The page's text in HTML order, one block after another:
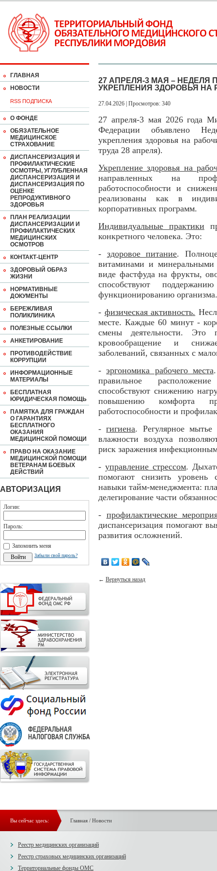
ГЛАВНАЯ
НОВОСТИ
RSS ПОДПИСКА
О ФОНДЕ
ОБЯЗАТЕЛЬНОЕ
МЕДИЦИНСКОЕ
СТРАХОВАНИЕ
ДИСПАНСЕРИЗАЦИЯ И
ПРОФИЛАКТИЧЕСКИЕ
ОСМОТРЫ, УГЛУБЛЕННАЯ
ДИСПАНСЕРИЗАЦИЯ И
ДИСПАНСЕРИЗАЦИЯ ПО
ОЦЕНКЕ
РЕПРОДУКТИВНОГО
ЗДОРОВЬЯ
ПЛАН РЕАЛИЗАЦИИ
ДИСПАНСЕРИЗАЦИИ И
ПРОФИЛАКТИЧЕСКИХ
МЕДИЦИНСКИХ
ОСМОТРОВ
КОНТАКТ-ЦЕНТР
ЗДОРОВЫЙ ОБРАЗ
ЖИЗНИ
НОРМАТИВНЫЕ
ДОКУМЕНТЫ
БЕРЕЖЛИВАЯ
ПОЛИКЛИНИКА
ПОЛЕЗНЫЕ ССЫЛКИ
АНКЕТИРОВАНИЕ
ПРОТИВОДЕЙСТВИЕ
КОРРУПЦИИ
ИНФОРМАЦИОННЫЕ
МАТЕРИАЛЫ
БЕСПЛАТНАЯ
ЮРИДИЧЕСКАЯ ПОМОЩЬ
ПАМЯТКА ДЛЯ ГРАЖДАН
О ГАРАНТИЯХ
БЕСПЛАТНОГО
ОКАЗАНИЯ
МЕДИЦИНСКОЙ ПОМОЩИ
ПРАВО НА ОКАЗАНИЕ
МЕДИЦИНСКОЙ ПОМОЩИ
ВЕТЕРАНАМ БОЕВЫХ
ДЕЙСТВИЙ
АВТОРИЗАЦИЯ
Логин:
Пароль:
Запомнить меня
Забыли свой пароль?
27 АПРЕЛЯ-3 МАЯ –
УКРЕПЛЕНИЯ ЗДОРОВЬЯ НА
27.04.2026 | Просмотров: 340
27 апреля-3 мая 2026 года
Федерации объявлено
укрепления здоровья на
труда 28 апреля).
Укрепление здоровья на
направленных на
работоспособности и
реализованы как в
корпоративных программ.
Индивидуальные практики
конкретного человека. Это:
- здоровое питание.
витаминами и минеральными
виде фастфуда на фрукты,
способствуют
функционированию организма.
- физическая активность.
месте. Каждые 60 минут -
смены деятельности. Это
кровообращение и
заболеваний, связанных с
-эргономика рабочего места
правильное
способствуют снижению
повышению комфорта
работоспособности и
-гигиена. Регулярное мытье
влажности воздуха
риск заражения
-управление стрессом.
помогают снизить уровень
навыки тайм-менеджмента:
делегирование части
- профилактические
диспансеризация помогают
развития осложнений.
← Вернуться назад
Вы сейчас здесь: Главная/ Новости
Реестр медицинских организаций
Реестр страховых медицинских организаций
Территориальные фонды ОМС